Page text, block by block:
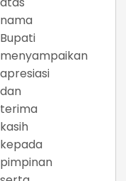
nama
Bupati
menyampaikan
apresiasi
dan
terima
kasih
kepada
pimpinan